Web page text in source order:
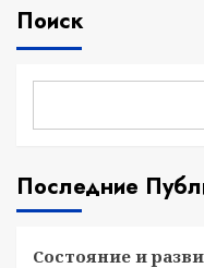
Поиск
Последние
Состояние и